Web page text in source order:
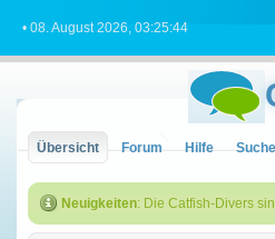
• 08. August 2026, 03:25:44
Übersicht Forum Hilfe Suche
Neuigkeiten: Die Catfish-Divers